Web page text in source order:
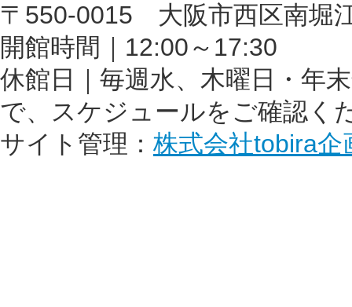
〒550-0015 大阪市西区南
開館時間｜12:00～17:30
休館日｜毎週水、木曜日・年
で、スケジュールをご確認く
サイト管理： 株式会社tobira企